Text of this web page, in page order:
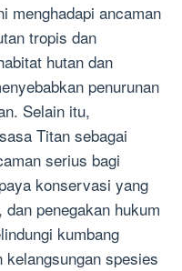
menghadapi ancaman
tropis dan
hutan dan
penurunan
Selain itu,
Titan sebagai
serius bagi
konservasi yang
penegakan hukum
kumbang
spesies